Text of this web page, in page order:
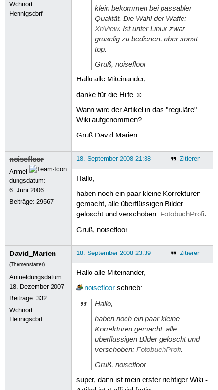
Wohnort:
Hennigsdorf
klein bekommen bei passabler
Qualität. Die Wahl der Waffe:
XnView. Ist unter Linux zwar
gruselig zu bedienen, aber sonst
top.
Gruß, noisefloor
Hallo alle Miteinander,
danke für die Hilfe ☺
Wann wird der Artikel in das "reguläre"
Wiki aufgenommen?
Gruß David Marien
noisefloor
Anmel
dungsdatum:
6. Juni 2006
Beiträge:29567
Zitieren
18. September 2008 21:38
Hallo,
haben noch ein paar kleine Korrekturen
gemacht, alle überflüssigen Bilder
gelöscht und verschoben: FotobuchProfi.
Gruß, noisefloor
David_Marien
(Themenstarter)
Anmeldungsdatum:
18. Dezember 2007
Beiträge:332
Wohnort:
Hennigsdorf
Zitieren
18. September 2008 23:39
Hallo alle Miteinander,
noisefloorschrieb:
Hallo,
haben noch ein paar kleine
Korrekturen gemacht, alle
überflüssigen Bilder gelöscht und
verschoben: FotobuchProfi.
Gruß, noisefloor
super, dann ist mein erster richtiger Wiki -